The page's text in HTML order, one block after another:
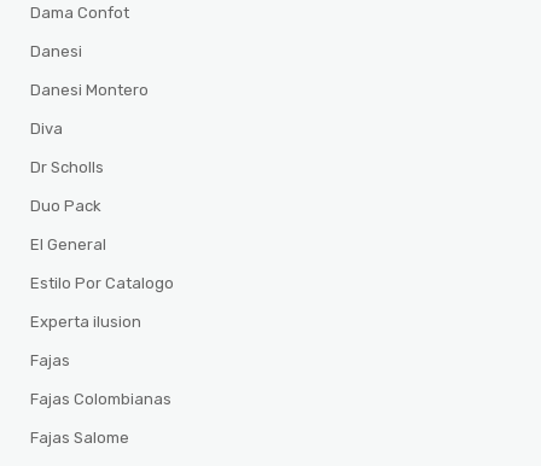
Dama Confot
Danesi
Danesi Montero
Diva
Dr Scholls
Duo Pack
El General
Estilo Por Catalogo
Experta ilusion
Fajas
Fajas Colombianas
Fajas Salome